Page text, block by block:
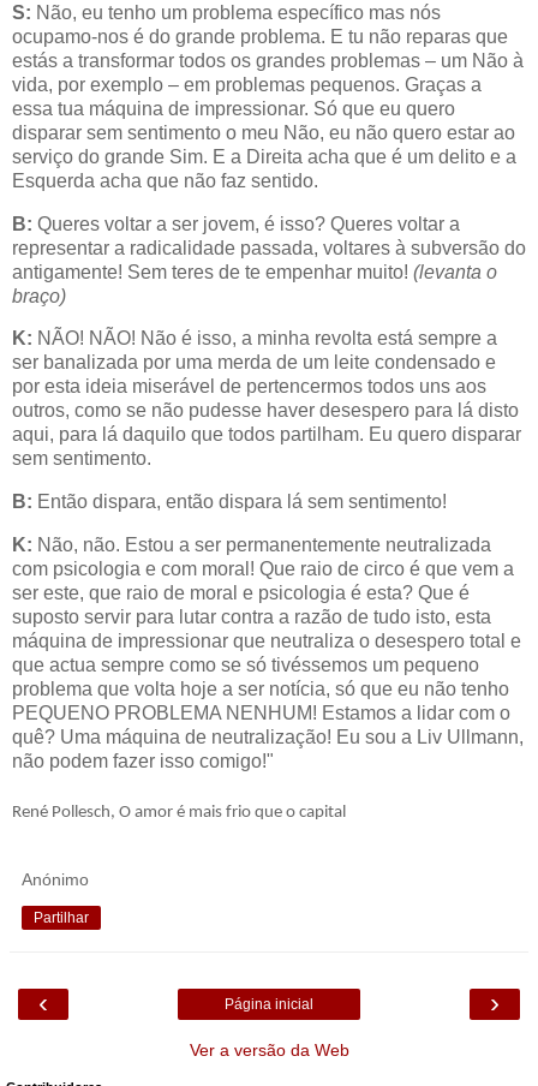
S: Não, eu tenho um problema específico mas nós
ocupamo-nos é do grande problema. E tu não reparas que
estás a transformar todos os grandes problemas – um Não à
vida, por exemplo – em problemas pequenos. Graças a
essa tua máquina de impressionar. Só que eu quero
disparar sem sentimento o meu Não, eu não quero estar ao
serviço do grande Sim. E a Direita acha que é um delito e a
Esquerda acha que não faz sentido.
B: Queres voltar a ser jovem, é isso? Queres voltar a
representar a radicalidade passada, voltares à subversão do
antigamente! Sem teres de te empenhar muito! (levanta o
braço)
K: NÃO! NÃO! Não é isso, a minha revolta está sempre a
ser banalizada por uma merda de um leite condensado e
por esta ideia miserável de pertencermos todos uns aos
outros, como se não pudesse haver desespero para lá disto
aqui, para lá daquilo que todos partilham. Eu quero disparar
sem sentimento.
B: Então dispara, então dispara lá sem sentimento!
K: Não, não. Estou a ser permanentemente neutralizada
com psicologia e com moral! Que raio de circo é que vem a
ser este, que raio de moral e psicologia é esta? Que é
suposto servir para lutar contra a razão de tudo isto, esta
máquina de impressionar que neutraliza o desespero total e
que actua sempre como se só tivéssemos um pequeno
problema que volta hoje a ser notícia, só que eu não tenho
PEQUENO PROBLEMA NENHUM! Estamos a lidar com o
quê? Uma máquina de neutralização! Eu sou a Liv Ullmann,
não podem fazer isso comigo!"
René Pollesch, O amor é mais frio que o capital
Anónimo
Partilhar
‹ ›
Página inicial
Ver a versão da Web